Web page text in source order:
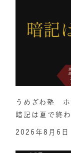
うめざわ塾
暗記は夏で終
2026年8月6日